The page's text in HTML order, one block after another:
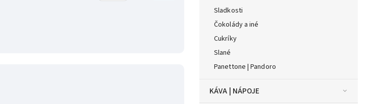
Sladkosti
Čokolády a iné
Cukríky
Slané
Panettone | Pandoro
KÁVA | NÁPOJE